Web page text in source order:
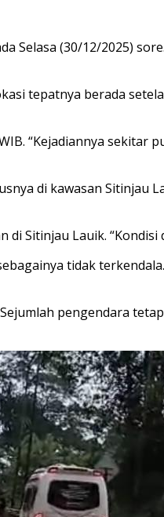
(30/12/2025)
tepatnya berada
“Kejadiannya sekitar
di kawasan Sitinjau
Sitinjau Lauik.
tidak
pengendara